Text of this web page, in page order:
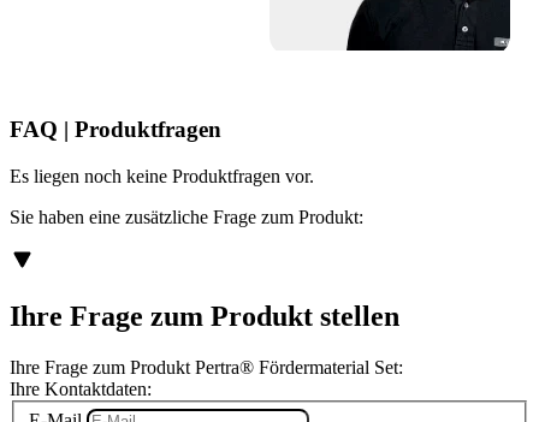
FAQ | Produktfragen
Es liegen noch keine Produktfragen vor.
Sie haben eine zusätzliche Frage zum Produkt:
Ihre Frage zum Produkt stellen
Ihre Frage zum Produkt Pertra® Fördermaterial Set:
Ihre Kontaktdaten: